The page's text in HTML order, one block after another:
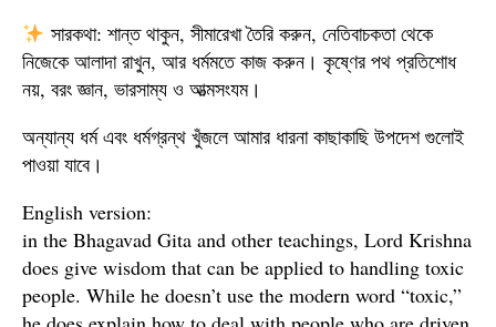
সারকথা: শান্ত থাকুন, সীমারেখা তৈরি করুন, নেতিবাচকতা থেকে
নিজেকে আলাদা রাখুন, আর ধর্মমতে কাজ করুন। কৃষ্ণের পথ প্রতিশোধ
নয়, বরং জ্ঞান, ভারসাম্য ও আত্মসংযম।
অন্যান্য ধর্ম এবং ধর্মগ্রন্থ খুঁজলে আমার ধারনা কাছাকাছি উপদেশ গুলোই
পাওয়া যাবে।
English version:
in the Bhagavad Gita and other teachings, Lord Krishna
does give wisdom that can be applied to handling toxic
people. While he doesn’t use the modern word “toxic,”